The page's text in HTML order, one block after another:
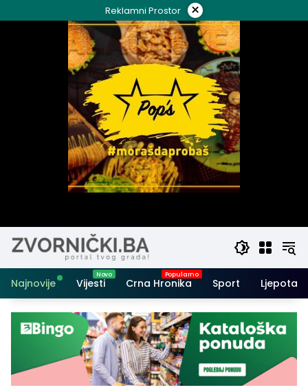
to
Reklamni Prostor ×
Najnovije Vijesti Crna Hronika Sport Ljepota i